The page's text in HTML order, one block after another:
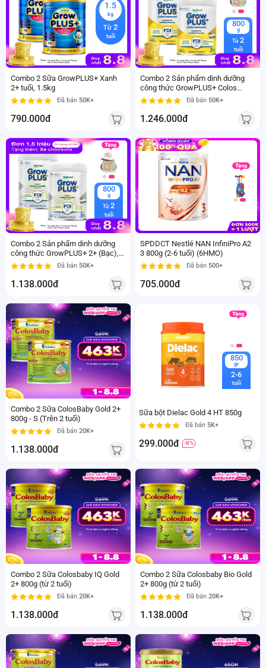
1.5
kg
Từ 2
tuổi
Combo 2 Sữa GrowPLUS+ Xanh
2+ tuổi, 1.5kg
Đã bán 50K+
790.000đ
800
g
Từ 2
tuổi
Combo 2 Sản phẩm dinh dưỡng
công thức GrowPLUS+ Colos
Immunel 2+, 800g ( trên 2 tuổi)
Đã bán 50K+
1.246.000đ
800
g
Từ 2
tuổi
Combo 2 Sản phẩm dinh dưỡng
công thức GrowPLUS+ 2+ (Bạc),
800g (trên 2 tuổi)Đã bán 50K+
1.138.000đ
SPDDCT Nestlé NAN InfiniPro A2
3 800g (2-6 tuổi) (6HMO)
Đã bán 500+
705.000đ
800
gr
2
Combo 2 Sữa ColosBaby Gold 2+
800g - S (Trên 2 tuổi)
Đã bán 20K+
1.138.000đ
850
gr
2-6
tuổi
Sữa bột Dielac Gold 4 HT 850g
Đã bán 5K+
299.000đ -8%
800
gr
2
Combo 2 Sữa Colosbaby IQ Gold
2+ 800g (từ 2 tuổi)
Đã bán 20K+
1.138.000đ
800
gr
2
Combo 2 Sữa Colosbaby Bio Gold
2+ 800g (từ 2 tuổi)
Đã bán 20K+
1.138.000đ